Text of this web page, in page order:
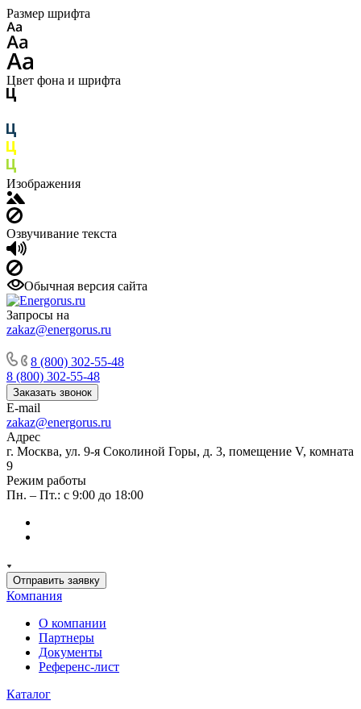
Размер шрифта
Цвет фона и шрифта
Изображения
Озвучивание текста
Обычная версия сайта
Запросы на
zakaz@energorus.ru
8 (800) 302-55-48
8 (800) 302-55-48
Заказать звонок
E-mail
zakaz@energorus.ru
Адрес
г. Москва, ул. 9-я Соколиной Горы, д. 3, помещение V, комната
9
Режим работы
Пн. – Пт.: с 9:00 до 18:00
Отправить заявку
Компания
О компании
Партнеры
Документы
Референс-лист
Каталог